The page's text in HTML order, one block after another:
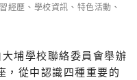
經歷 、 學校資訊 、 特色活動 、
埔學校聯絡委員會舉辦
，從中認識四種重要的